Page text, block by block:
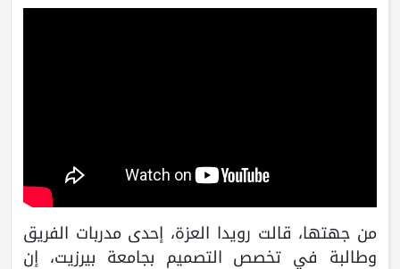
من جهتها، قالت رويدا العزة، إحدى مدربات الفريق
وطالبة في تخصص التصميم بجامعة بيرزيت، إن